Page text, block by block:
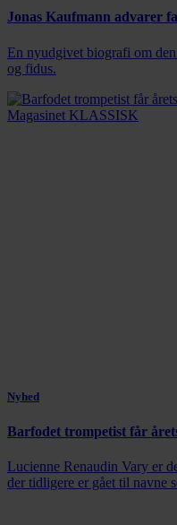
Jonas Kaufmann advarer
En nyudgivet biografi om
og fidus.
Nyhed
Barfodet trompetist får
Lucienne Renaudin Vary er
der tidligere er gået til navne